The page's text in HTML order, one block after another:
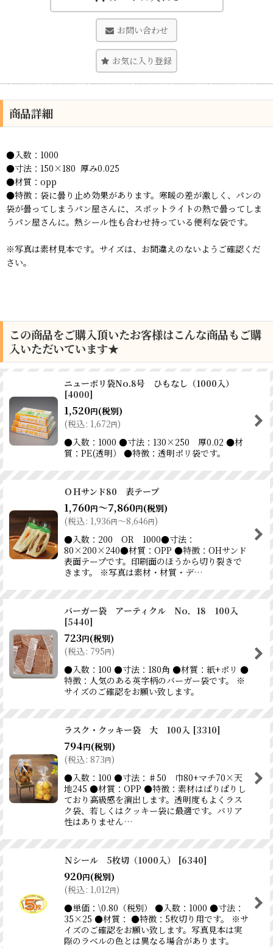
お問い合わせ
お気に入り登録
商品詳細
●入数：1000
●寸法：150×180 厚み0.025
●材質：opp
●特徴：袋に曇り止め効果があります。寒暖の差が激しく、パンの
袋が曇ってしまうパン屋さんに、スポットライトの熱で曇ってしま
うパン屋さんに。熱シール性も合わせ持っている便利な袋です。
※写真は素材見本です。サイズは、お間違えのないようご確認くだ
さい。
この商品をご購入頂いたお客様はこんな商品もご購
入いただいています★
ニューポリ袋No.8号 ひもなし（1000入）
[4000]
1,520円(税別)
(税込: 1,672円)
●入数：1000 ●寸法：130×250 厚0.02 ●材
質：PE(透明） ●特徴：透明ポリ袋です。
ＯＨサンド80 表テープ
1,760円～7,860円(税別)
(税込: 1,936円～8,646円)
●入数：200 OR 1000●寸法：
80×200×240●材質：OPP ●特徴：OHサンド
表面テープです。印刷面のほうから切り裂きで
きます。 ※写真は素材・材質・デ…
バーガー袋 アーティクル No．18 100入
[5440]
723円(税別)
(税込: 795円)
●入数：100 ●寸法：180角 ●材質：紙+ポリ ●
特徴：人気のある英字柄のバーガー袋です。 ※
サイズのご確認をお願い致します。
ラスク・クッキー袋 大 100入 [3310]
794円(税別)
(税込: 873円)
●入数：100 ●寸法：♯50 巾80+マチ70×天
地245 ●材質：OPP ●特徴：素材はぱりぱりし
ており高級感を演出します。透明度もよくラス
ク袋、若しくはクッキー袋に最適です。バリア
性はありません…
Ｎシール 5枚切（1000入） [6340]
920円(税別)
(税込: 1,012円)
●単価：\0.80（税別） ●入数：1000 ●寸法：
35×25 ●材質： ●特徴：5枚切り用です。 ※サ
イズのご確認をお願い致します。写真見本は実
際のラベルの色とは異なる場合があります。